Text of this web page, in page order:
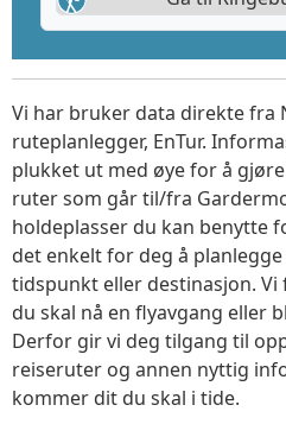
Vi har bruker data direkte fra
ruteplanlegger, EnTur.
plukket ut med øye for å
ruter som går til/fra
holdeplasser du kan benytte
det enkelt for deg å
tidspunkt eller destinasjon.
du skal nå en flyavgang eller
Derfor gir vi deg tilgang til
reiseruter og annen nyttig
kommer dit du skal i tide.